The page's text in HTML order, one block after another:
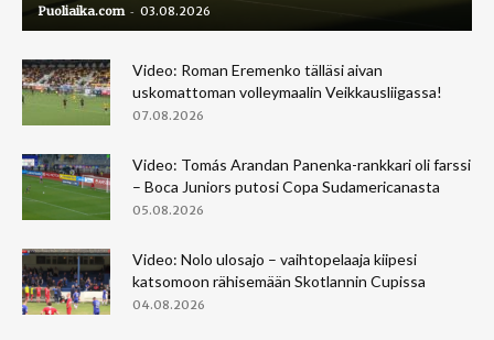
Puoliaika.com - 03.08.2026
Video: Roman Eremenko tälläsi aivan
uskomattoman volleymaalin Veikkausliigassa!
07.08.2026
Video: Tomás Arandan Panenka-rankkari oli farssi
– Boca Juniors putosi Copa Sudamericanasta
05.08.2026
Video: Nolo ulosajo – vaihtopelaaja kiipesi
katsomoon rähisemään Skotlannin Cupissa
04.08.2026